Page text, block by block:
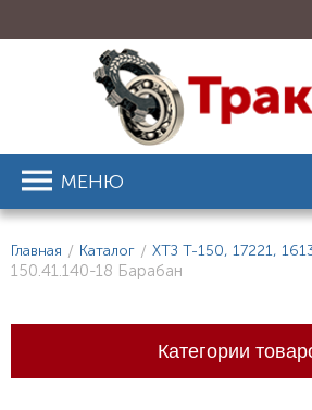
МЕНЮ
Главная / Каталог / ХТЗ Т-150, 17221,
150.41.140-18 Барабан
Категории